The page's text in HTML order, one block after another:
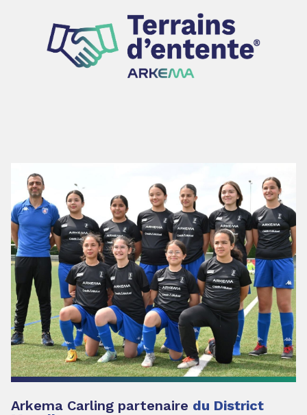
Arkema Carling partenaire du District